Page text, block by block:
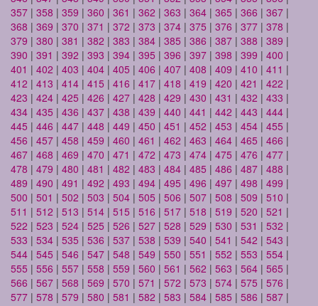
357 | 358 | 359 | 360 | 361 | 362 | 363 | 364 | 365 | 366 | 367 |
368 | 369 | 370 | 371 | 372 | 373 | 374 | 375 | 376 | 377 | 378 |
379 | 380 | 381 | 382 | 383 | 384 | 385 | 386 | 387 | 388 | 389 |
390 | 391 | 392 | 393 | 394 | 395 | 396 | 397 | 398 | 399 | 400 |
401 | 402 | 403 | 404 | 405 | 406 | 407 | 408 | 409 | 410 | 411 |
412 | 413 | 414 | 415 | 416 | 417 | 418 | 419 | 420 | 421 | 422 |
423 | 424 | 425 | 426 | 427 | 428 | 429 | 430 | 431 | 432 | 433 |
434 | 435 | 436 | 437 | 438 | 439 | 440 | 441 | 442 | 443 | 444 |
445 | 446 | 447 | 448 | 449 | 450 | 451 | 452 | 453 | 454 | 455 |
456 | 457 | 458 | 459 | 460 | 461 | 462 | 463 | 464 | 465 | 466 |
467 | 468 | 469 | 470 | 471 | 472 | 473 | 474 | 475 | 476 | 477 |
478 | 479 | 480 | 481 | 482 | 483 | 484 | 485 | 486 | 487 | 488 |
489 | 490 | 491 | 492 | 493 | 494 | 495 | 496 | 497 | 498 | 499 |
500 | 501 | 502 | 503 | 504 | 505 | 506 | 507 | 508 | 509 | 510 |
511 | 512 | 513 | 514 | 515 | 516 | 517 | 518 | 519 | 520 | 521 |
522 | 523 | 524 | 525 | 526 | 527 | 528 | 529 | 530 | 531 | 532 |
533 | 534 | 535 | 536 | 537 | 538 | 539 | 540 | 541 | 542 | 543 |
544 | 545 | 546 | 547 | 548 | 549 | 550 | 551 | 552 | 553 | 554 |
555 | 556 | 557 | 558 | 559 | 560 | 561 | 562 | 563 | 564 | 565 |
566 | 567 | 568 | 569 | 570 | 571 | 572 | 573 | 574 | 575 | 576 |
577 | 578 | 579 | 580 | 581 | 582 | 583 | 584 | 585 | 586 | 587 |